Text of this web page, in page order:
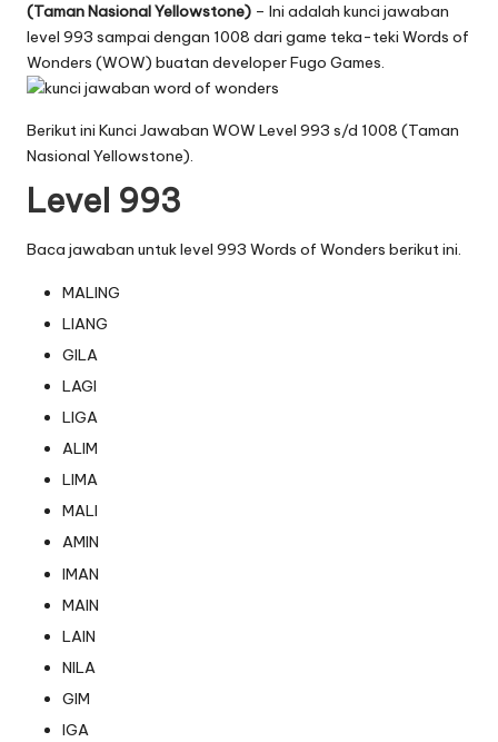
(Taman Nasional Yellowstone) – Ini adalah kunci jawaban
level 993 sampai dengan 1008 dari game teka-teki Words of
Wonders (WOW) buatan developer Fugo Games.
Berikut ini Kunci Jawaban WOW Level 993 s/d 1008 (Taman
Nasional Yellowstone).
Level 993
Baca jawaban untuk level 993 Words of Wonders berikut ini.
MALING
LIANG
GILA
LAGI
LIGA
ALIM
LIMA
MALI
AMIN
IMAN
MAIN
LAIN
NILA
GIM
IGA